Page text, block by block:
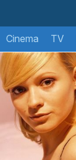
Cinema TV